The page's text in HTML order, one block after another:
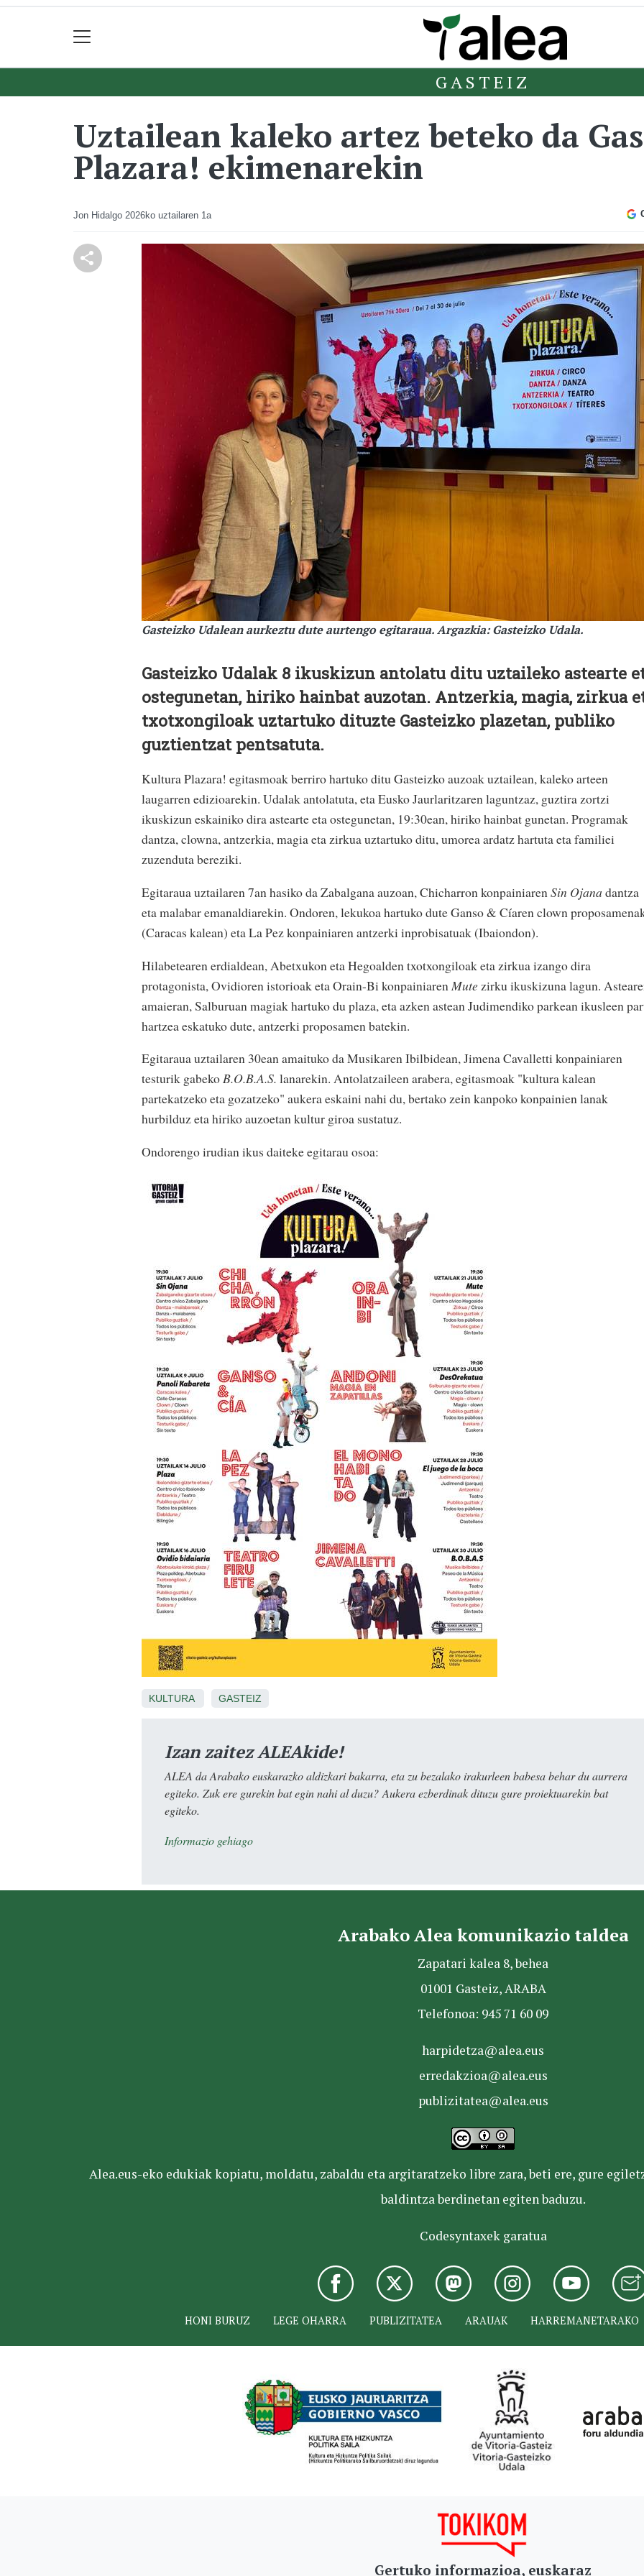
GASTEIZ
Uztailean kaleko artez beteko da
Plazara! ekimenarekin
Jon Hidalgo 2026ko uztailaren 1a
Gasteizko Udalean aurkeztu dute aurtengo egitaraua. Argazkia: Gasteizko Udala.
Gasteizko Udalak 8 ikuskizun antolatu ditu uztaileko astearte
ostegunetan, hiriko hainbat auzotan. Antzerkia, magia, zirkua
txotxongiloak uztartuko dituzte Gasteizko plazetan, publiko
guztientzat pentsatuta.
Kultura Plazara! egitasmoak berriro hartuko ditu Gasteizko auzoak uztailean, kaleko arteen
laugarren edizioarekin. Udalak antolatuta, eta Eusko Jaurlaritzaren laguntzaz, guztira zortzi
ikuskizun eskainiko dira astearte eta ostegunetan, 19:30ean, hiriko hainbat gunetan. Programak
dantza, clowna, antzerkia, magia eta zirkua uztartuko ditu, umorea ardatz hartuta eta familiei
zuzenduta bereziki.
Egitaraua uztailaren 7an hasiko da Zabalgana auzoan, Chicharron konpainiarenSin Ojana dantza
eta malabar emanaldiarekin. Ondoren, lekukoa hartuko dute Ganso & Cíaren clown
(Caracas kalean) eta La Pez konpainiaren antzerki inprobisatuak (Ibaiondon).
Hilabetearen erdialdean, Abetxukon eta Hegoalden txotxongiloak eta zirkua izango dira
protagonista, Ovidioren istorioak eta Orain-Bi konpainiaren Mute zirku ikuskizuna lagun.
amaieran, Salburuan magiak hartuko du plaza, eta azken astean Judimendiko parkean ikusleen
hartzea eskatuko dute, antzerki proposamen batekin.
Egitaraua uztailaren 30ean amaituko da Musikaren Ibilbidean, Jimena Cavalletti konpainiaren
testurik gabekoB.O.B.A.S. lanarekin. Antolatzaileen arabera, egitasmoak "kultura kalean
partekatzeko eta gozatzeko" aukera eskaini nahi du, bertako zein kanpoko konpainien lanak
hurbilduz eta hiriko auzoetan kultur giroa sustatuz.
Ondorengo irudian ikus daiteke egitarau osoa:
KULTURA GASTEIZ
Izan zaitez ALEAkide!
ALEA da Arabako euskarazko aldizkari bakarra, eta zu bezalako irakurleen babesa behar du aurrera
egiteko. Zuk ere gurekin bat egin nahi al duzu? Aukera ezberdinak dituzu gure proiektuarekin bat
egiteko.
Informazio gehiago
Arabako Alea komunikazio taldea
Zapatari kalea 8, behea
01001 Gasteiz, ARABA
Telefonoa: 945 71 60 09
harpidetza@alea.eus
erredakzioa@alea.eus
publizitatea@alea.eus
Alea.eus-eko edukiak kopiatu, moldatu, zabaldu eta argitaratzeko libre zara, beti ere, gure
baldintza berdinetan egiten baduzu.
Codesyntaxek garatua
HONI BURUZ LEGE OHARRA PUBLIZITATEA ARAUAK HARREMANETARAKO
Gertuko informazioa, euskaraz